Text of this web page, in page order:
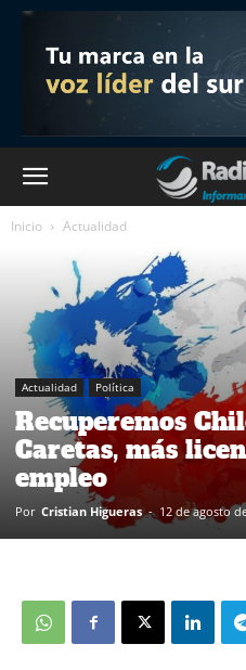
Inicio Actualidad
Actualidad Política
Recuperemos
Caretas, más
empleo
Por Cristian Higueras - 12 de agosto